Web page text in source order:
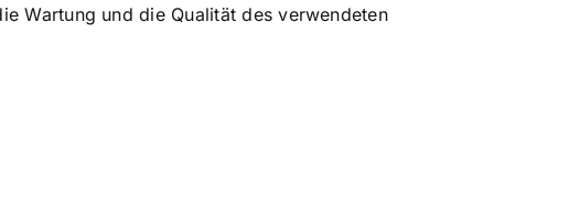
Wartung und die Qualität des verwendeten